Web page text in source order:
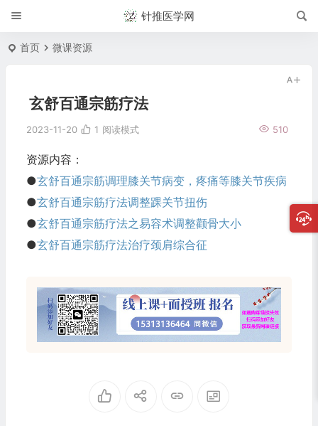
针推医学网
首页 微课资源
玄舒百通宗筋疗法
2023-11-20 510
1 阅读模式
资源内容：
●玄舒百通宗筋调理膝关节病变，疼痛等膝关节疾病
●玄舒百通宗筋疗法调整踝关节扭伤
●玄舒百通宗筋疗法之易容术调整颧骨大小
●玄舒百通宗筋疗法治疗颈肩综合征